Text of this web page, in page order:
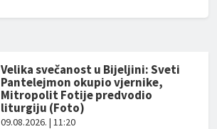
Velika svečanost u Bijeljini: Sveti
Pantelejmon okupio vjernike,
Mitropolit Fotije predvodio
liturgiju (Foto)
09.08.2026. | 11:20